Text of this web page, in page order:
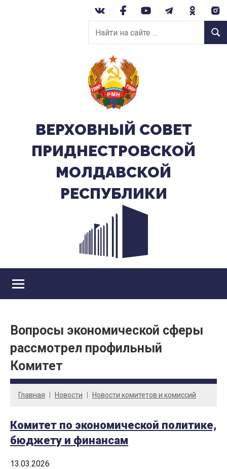
Найти
на
сайте:
ВЕРХОВНЫЙ CОВЕТ
ПРИДНЕСТРОВСКОЙ
МОЛДАВСКОЙ
РЕСПУБЛИКИ
Вопросы экономической сферы
рассмотрел профильный
Комитет
Главная Новости Новости комитетов и комиссий
Комитет по экономической политике,
бюджету и финансам
13.03.2026